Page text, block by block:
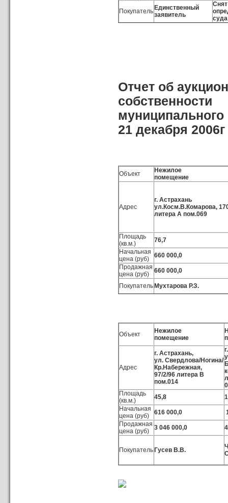
Покупатель Единственный
заявитель
Отчет об
собственности
21 декабря 2006г
Объект
Нежилое
помещение
Адрес
г. Астрахань
ул.Косм.В.Комарова,
литера А пом.069
Площадь
(кв.м.)
76,7
Начальная
цена (руб)
660 000,0
Продажная
цена (руб)
660 000,0
Покупатель Мухтарова Р.З.
Объект
Нежилое
помещение
Адрес
г. Астрахань,
ул. Свердлова/Ногина/
Кр.Набережная,
97/2/96 литера В
пом.014
Площадь
(кв.м.)
45,8
Начальная
цена (руб)
616 000,0
Продажная
цена (руб)
3 046 000,0
Покупатель Гусев В.В.